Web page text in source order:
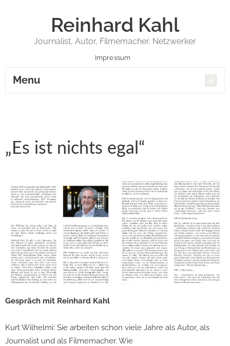
Reinhard Kahl
Journalist, Autor, Filmemacher, Netzwerker
Impressum
Menu
„Es ist nichts egal“
Gespräch mit Reinhard Kahl
Kurt Wilhelmi: Sie arbeiten schon viele Jahre als Autor, als
Journalist und als Filmemacher. Wie